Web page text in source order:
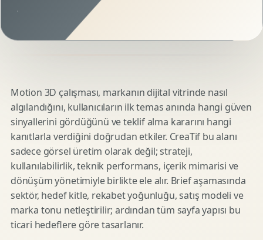
Motion 3D çalışması, markanın dijital vitrinde nasıl
algılandığını, kullanıcıların ilk temas anında hangi güven
sinyallerini gördüğünü ve teklif alma kararını hangi
kanıtlarla verdiğini doğrudan etkiler. CreaTif bu alanı
sadece görsel üretim olarak değil; strateji,
kullanılabilirlik, teknik performans, içerik mimarisi ve
dönüşüm yönetimiyle birlikte ele alır. Brief aşamasında
sektör, hedef kitle, rekabet yoğunluğu, satış modeli ve
marka tonu netleştirilir; ardından tüm sayfa yapısı bu
ticari hedeflere göre tasarlanır.